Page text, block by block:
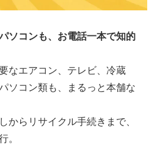
ソコンも、お電話一本で知的
なエアコン、テレビ、冷蔵
ソコン類も、まるっと本舗な
からリサイクル手続きまで、
。